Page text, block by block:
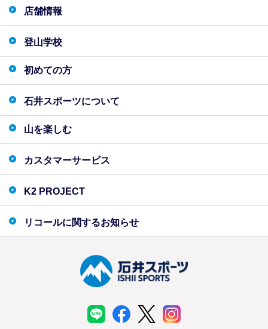
店舗情報
登山学校
初めての方
石井スポーツについて
山を楽しむ
カスタマーサービス
K2 PROJECT
リコールに関するお知らせ